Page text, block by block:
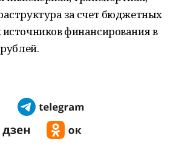
за счет бюджетных
финансирования в